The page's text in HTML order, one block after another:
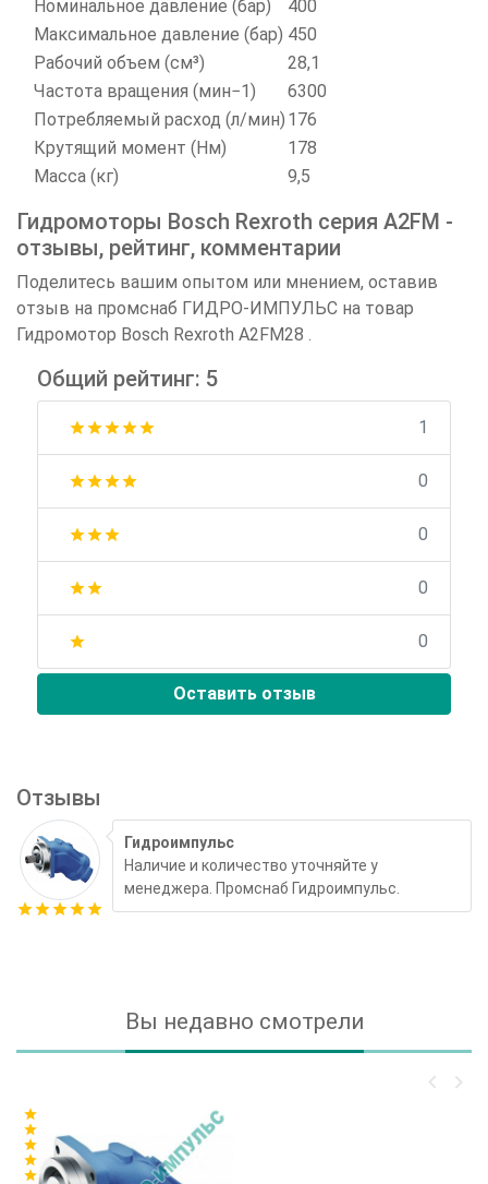
Номинальное давление (бар)
400
Максимальное давление (бар) 450
Рабочий объем (см³)
28,1
Частота вращения (мин−1)
6300
Потребляемый расход (л/мин) 176
Крутящий момент (Нм)
178
Масса (кг)
9,5
Гидромоторы Bosch Rexroth серия A2FM -
отзывы, рейтинг, комментарии
Поделитесь вашим опытом или мнением, оставив
отзыв на промснаб ГИДРО-ИМПУЛЬС на товар
Гидромотор Bosch Rexroth A2FM28 .
Общий рейтинг: 5
starstarstarstarstar 1
starstarstarstar 0
starstarstar 0
starstar 0
star 0
Оставить отзыв
Отзывы
starstarstarstarstar
Гидроимпульс
Наличие и количество уточняйте у
менеджера. Промснаб Гидроимпульс.
Вы недавно смотрели
keyboard_arrow_left keyboard_arrow_right
star
star
star
star
star